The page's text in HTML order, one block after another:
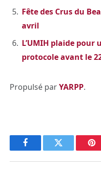
Fête des Crus du
avril
L’UMIH plaide pour
protocole avant le
Propulsé parYARPP.
FacebookTwitter